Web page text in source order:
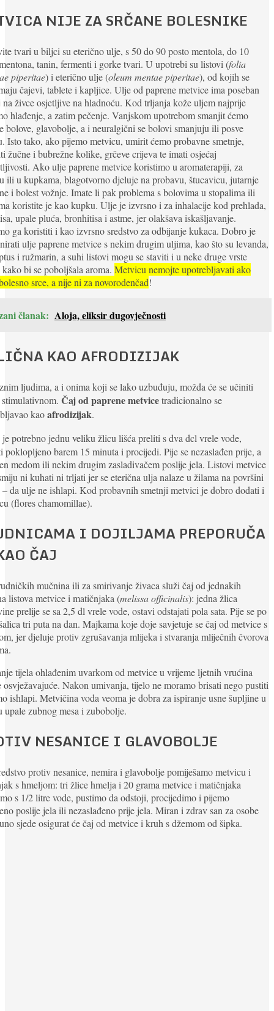
NIJE ZA SRČANE BOLESNIKE
tvari u biljci su eterično ulje, s 50 do 90 posto mentola, do 10
tanin, fermenti i gorke tvari. U upotrebi su listovi (folia
piperitae) i eterično ulje (oleum mentae piperitae), od kojih se
čajevi, tablete i kapljice. Ulje od paprene metvice ima poseban
na živce osjetljive na hladnoću. Kod trljanja kože uljem najprije
hlađenje, a zatim pečenje. Vanjskom upotrebom smanjit ćemo
bolove, glavobolje, a i neuralgični se bolovi smanjuju ili posve
Isto tako, ako pijemo metvicu, umirit ćemo probavne smetnje,
žučne i bubrežne kolike, grčeve crijeva te imati osjećaj
Ako ulje paprene metvice koristimo u aromaterapiji, za
ili u kupkama, blagotvorno djeluje na probavu, štucavicu, jutarnje
i bolest vožnje. Imate li pak problema s bolovima u stopalima ili
koristite je kao kupku. Ulje je izvrsno i za inhalacije kod prehlada,
upale pluća, bronhitisa i astme, jer olakšava iskašljavanje.
ga koristiti i kao izvrsno sredstvo za odbijanje kukaca. Dobro je
ulje paprene metvice s nekim drugim uljima, kao što su levanda,
i ružmarin, a suhi listovi mogu se staviti i u neke druge vrste
kako bi se poboljšala aroma. Metvicu nemojte upotrebljavati ako
srce, a nije ni za novorodenčad!
članak: Aloja, eliksir dugovječnosti
KAO AFRODIZIJAK
ljudima, a i onima koji se lako uzbuđuju, možda će se učiniti
Čaj od paprene metvicetradicionalno se
kaoafrodizijak.
je potrebno jednu veliku žlicu lišća preliti s dva dcl vrele vode,
poklopljeno barem 15 minuta i procijedi. Pije se nezaslađen prije, a
medom ili nekim drugim zasladivačem poslije jela. Listovi metvice
ni kuhati ni trljati jer se eterična ulja nalaze u žilama na površini
– da ulje ne ishlapi. Kod probavnih smetnji metvici je dobro dodati i
(flores chamomillae).
I DOJILJAMA PREPORUČA
ČAJ
mučnina ili za smirivanje živaca služi čaj od jednakih
listova metvice i matičnjaka (melissa officinalis): jedna žlica
prelije se sa 2,5 dl vrele vode, ostavi odstajati pola sata. Pije se po
tri puta na dan. Majkama koje doje savjetuje se čaj od metvice s
jer djeluje protiv zgrušavanja mlijeka i stvaranja mliječnih čvorova
tijela ohlađenim uvarkom od metvice u vrijeme ljetnih vrućina
osvježavajuće. Nakon umivanja, tijelo ne moramo brisati nego pustiti
ishlapi. Metvičina voda veoma je dobra za ispiranje usne šupljine u
upale zubnog mesa i zubobolje.
NESANICE I GLAVOBOLJE
protiv nesanice, nemira i glavobolje pomiješamo metvicu i
s hmeljom: tri žlice hmelja i 20 grama metvice i matičnjaka
s 1/2 litre vode, pustimo da odstoji, procijedimo i pijemo
poslije jela ili nezaslađeno prije jela. Miran i zdrav san za osobe
sjede osigurat će čaj od metvice i kruh s džemom od šipka.